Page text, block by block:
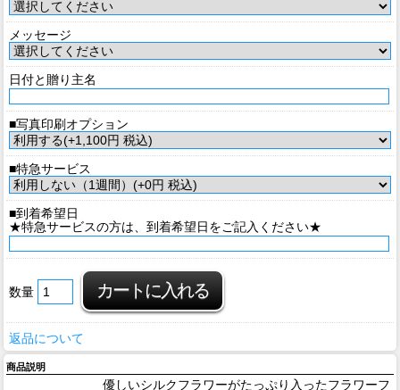
メッセージ
日付と贈り主名
■写真印刷オプション
■特急サービス
■到着希望日
★特急サービスの方は、到着希望日をご記入ください★
数量
返品について
商品説明
優しいシルクフラワーがたっぷり入ったフラワーフ